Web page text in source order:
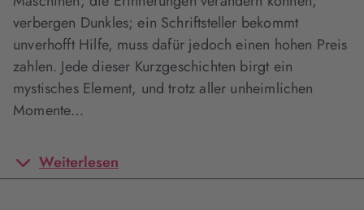
verbergen Dunkles; ein Schriftsteller bekommt
unverhofft Hilfe, muss dafür jedoch einen hohen Preis
zahlen. Jede dieser Kurzgeschichten birgt ein
mystisches Element, und trotz aller unheimlichen
Momente…
Weiterlesen